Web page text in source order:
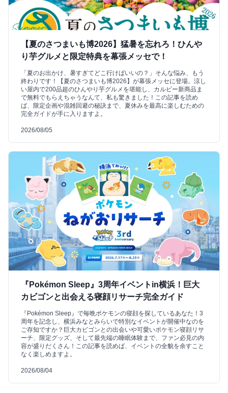
【夏のさつまいも博2026】猛暑を忘れろ！ひんや
り芋グルメと限定特典を幕張メッセで！
「夏のお出かけ、暑すぎてどこ行けばいいの？」そんな悩み、もう
終わりです！【夏のさつまいも博2026】が幕張メッセに登場。涼し
い屋内で200品超のひんやり芋グルメを堪能し、カルビー新商品ま
で無料でもらえちゃうなんて、私も驚きました！この記事を読め
ば、限定企画や混雑回避の秘訣まで、夏休みを最高に楽しむための
完全ガイドが手に入りますよ。
2026/08/05
『Pokémon Sleep』3周年イベントin横浜！巨大
カビゴンと出会える寝顔リサーチ完全ガイド
『Pokémon Sleep』で毎晩ポケモンの寝顔を探しているあなた！3
周年を記念し、横浜みなとみらいで特別なイベントが開催中なのを
ご存知ですか？巨大カビゴンとの出会いや可愛いポケモン寝顔リサ
ーチ、限定グッズ、そして最先端の睡眠体験まで、ファン必見の内
容が盛りだくさん！この記事を読めば、イベントの全貌を余すこと
なく楽しめますよ。
2026/08/04